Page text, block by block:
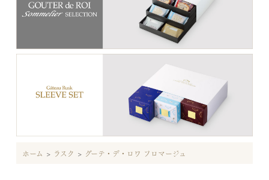
ホーム > ラスク > グーテ・デ・ロワ フロマージュ